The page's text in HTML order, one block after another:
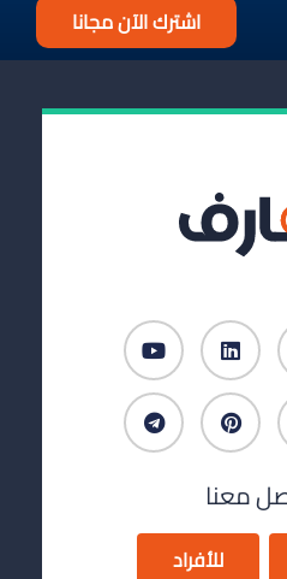
اشترك الآن مجانا
معنا
للأفراد